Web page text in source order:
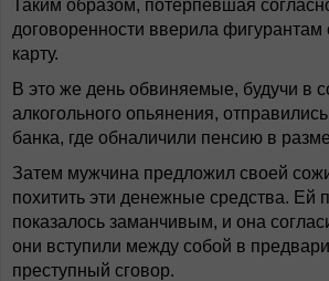
Таким образом, потерпевшая
договоренности вверила
карту.
В это же день обвиняемые, будучи в
алкогольного опьянения,
банка, где обналичили пенсию в
Затем мужчина предложил своей
похитить эти денежные средства. Ей
показалось заманчивым, и она
они вступили между собой в
преступный сговор.